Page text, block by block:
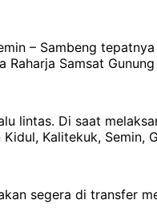
– Sambeng
Samsat
lintas. Di saat
Kalitekuk, Semin,
segera di transfer